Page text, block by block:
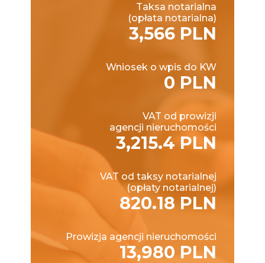
Taksa notarialna
(opłata notarialna)
3,566 PLN
Wniosek o wpis do KW
0 PLN
VAT od prowizji
agencji nieruchomości
3,215.4 PLN
VAT od taksy notarialnej
(opłaty notarialnej)
820.18 PLN
Prowizja agencji nieruchomości
13,980 PLN